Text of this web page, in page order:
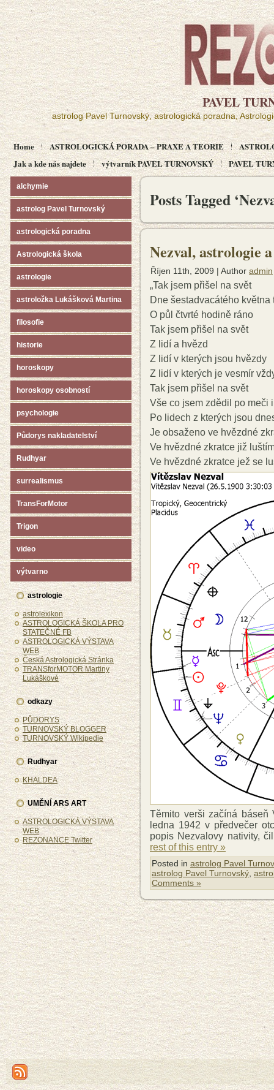
PAVEL
astrolog Pavel Turnovský, astrologická poradna,
Home ASTROLOGICKÁ PORADA – PRAXE A TEORIE
Jak a kde nás najdete
výtvarník PAVEL TURNOVSKÝ PAVEL
alchymie
astrolog Pavel Turnovský
astrologická poradna
Astrologická škola
astrologie
astroložka Lukášková Martina
filosofie
historie
horoskopy
horoskopy osobností
psychologie
Půdorys nakladatelství
Rudhyar
surrealismus
TransForMotor
Trigon
video
výtvarno
astrologie
astrolexikon
ASTROLOGICKÁ ŠKOLA PRO
STATEČNÉ FB
ASTROLOGICKÁ VÝSTAVA
WEB
Česká Astrologická Stránka
TRANSforMOTOR Martiny
Lukáškové
odkazy
PŮDORYS
TURNOVSKÝ BLOGGER
TURNOVSKÝ Wikipedie
Rudhyar
KHALDEA
UMĚNÍ ARS ART
ASTROLOGICKÁ VÝSTAVA
WEB
REZONANCE Twitter
Posts Tagged
Nezval, astrologie
Říjen 11th, 2009 | Author admin
„Tak jsem přišel na svět
Dne šestadvacátého května
O půl čtvrté hodině ráno
Tak jsem přišel na svět
Z lidí a hvězd
Z lidí v kterých jsou hvězdy
Z lidí v kterých je vesmír
Tak jsem přišel na svět
Vše co jsem zdědil po meči
Po lidech z kterých jsou
Je obsaženo ve hvězdné
Ve hvězdné zkratce již
Ve hvězdné zkratce jež se
Těmito verši začíná
ledna 1942 v předvečer
popis Nezvalovy nativity,
rest of this entry »
Posted in astrolog Pavel
astrolog Pavel Turnovský
Comments »